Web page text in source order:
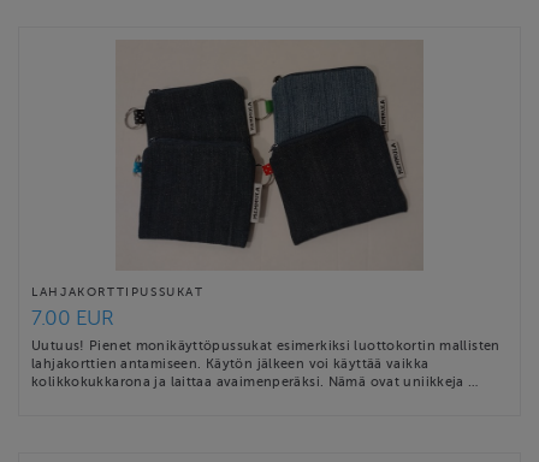
LAHJAKORTTIPUSSUKAT
7.00 EUR
Uutuus! Pienet monikäyttöpussukat esimerkiksi luottokortin mallisten
lahjakorttien antamiseen. Käytön jälkeen voi käyttää vaikka
kolikkokukkarona ja laittaa avaimenperäksi. Nämä ovat uniikkeja …